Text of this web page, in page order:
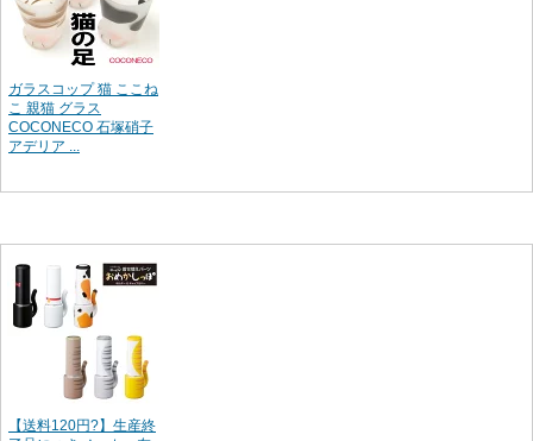
ガラスコップ 猫 ここね
こ 親猫 グラス
COCONECO 石塚硝子
アデリア ...
【送料120円?】生産終